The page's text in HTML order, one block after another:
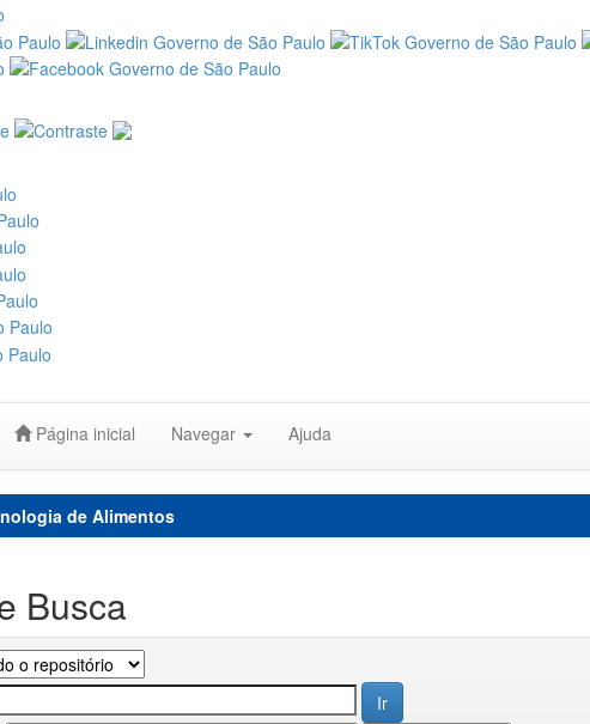
Página inicial Navegar Ajuda
de Alimentos
Busca